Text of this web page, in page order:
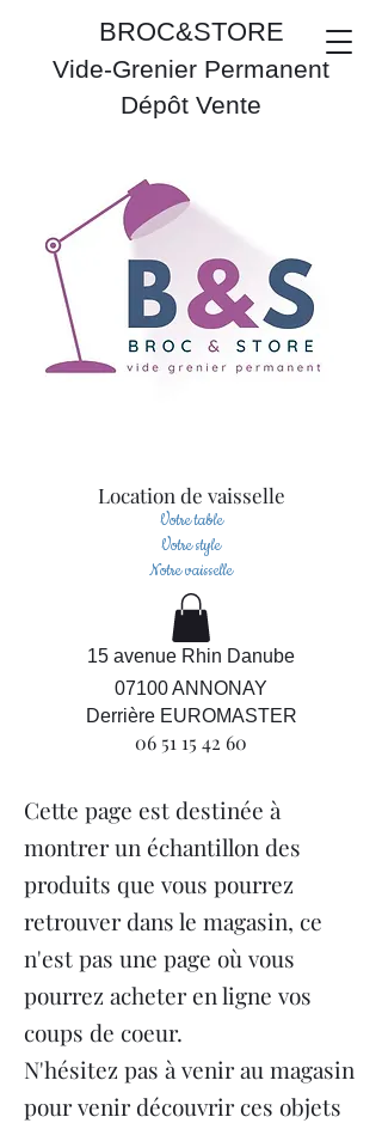
BROC&STORE
Vide-Grenier Permanent
Dépôt Vente
15 avenue Rhin Danube
07100 ANNONAY
Derrière EUROMASTER
06 51 15 42 60
Location de vaisselle
Votre table
Votre style
Notre vaisselle
Cette page est destinée à
montrer un échantillon des
produits que vous pourrez
retrouver dans le magasin, ce
n'est pas une page où vous
pourrez acheter en ligne vos
coups de coeur.
N'hésitez pas à venir au magasin
pour venir découvrir ces objets